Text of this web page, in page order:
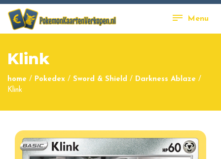
Menu
Klink
home / Pokedex / Sword & Shield / Darkness Ablaze /
Klink